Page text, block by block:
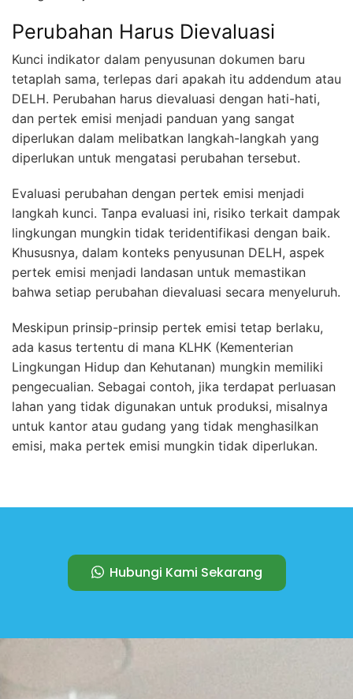
Perubahan Harus Dievaluasi
Kunci indikator dalam penyusunan dokumen baru
tetaplah sama, terlepas dari apakah itu addendum atau
DELH. Perubahan harus dievaluasi dengan hati-hati,
dan pertek emisi menjadi panduan yang sangat
diperlukan dalam melibatkan langkah-langkah yang
diperlukan untuk mengatasi perubahan tersebut.
Evaluasi perubahan dengan pertek emisi menjadi
langkah kunci. Tanpa evaluasi ini, risiko terkait dampak
lingkungan mungkin tidak teridentifikasi dengan baik.
Khususnya, dalam konteks penyusunan DELH, aspek
pertek emisi menjadi landasan untuk memastikan
bahwa setiap perubahan dievaluasi secara menyeluruh.
Meskipun prinsip-prinsip pertek emisi tetap berlaku,
ada kasus tertentu di mana KLHK (Kementerian
Lingkungan Hidup dan Kehutanan) mungkin memiliki
pengecualian. Sebagai contoh, jika terdapat perluasan
lahan yang tidak digunakan untuk produksi, misalnya
untuk kantor atau gudang yang tidak menghasilkan
emisi, maka pertek emisi mungkin tidak diperlukan.
Hubungi Kami Sekarang